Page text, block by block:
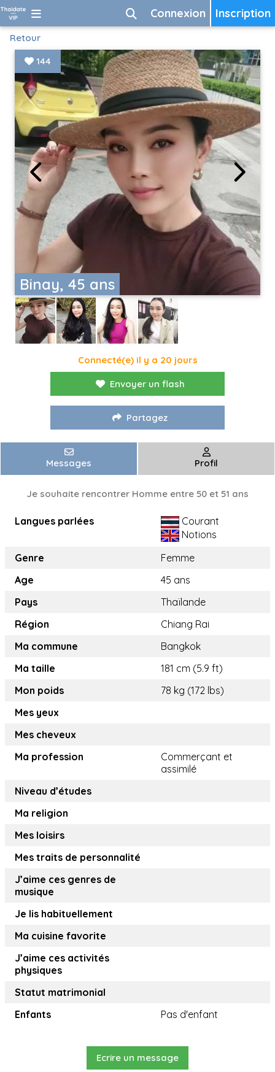
Inscription
Connexion
Retour
Binay, 45 ans
144
Connecté(e) il y a 20 jours
Envoyer un flash
Partagez
Messages Profil
Je souhaite rencontrer Homme entre 50 et 51 ans
Langues parlées
Courant
Notions
Genre
Femme
Age
45 ans
Pays
Thaïlande
Région
Chiang Rai
Ma commune
Bangkok
Ma taille
181 cm (5.9 ft)
Mon poids
78 kg (172 lbs)
Mes yeux
Mes cheveux
Ma profession
Commerçant et
assimilé
Niveau d’études
Ma religion
Mes loisirs
Mes traits de personnalité
J’aime ces genres de
musique
Je lis habituellement
Ma cuisine favorite
J’aime ces activités
physiques
Statut matrimonial
Enfants
Pas d'enfant
Ecrire un message